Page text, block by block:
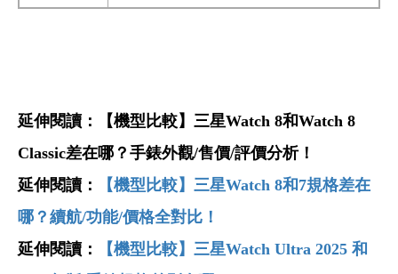
延伸閱讀：
【機型比較】三星Watch 8和Watch 8
Classic差在哪？手錶外觀/售價/評價分析！
延伸閱讀：
【機型比較】三星Watch 8和7規格差在
哪？續航/功能/價格全對比！
延伸閱讀：
【機型比較】三星Watch Ultra 2025 和